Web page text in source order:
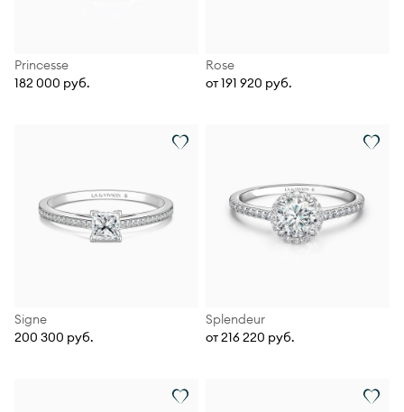
Princesse
182 000 руб.
Rose
от 191 920 руб.
Signe
200 300 руб.
Splendeur
от 216 220 руб.